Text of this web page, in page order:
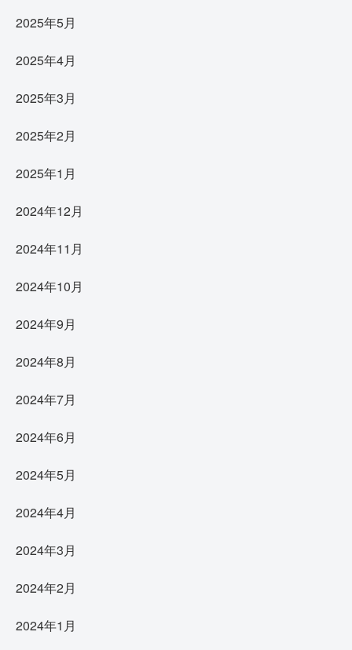
2025年5月
2025年4月
2025年3月
2025年2月
2025年1月
2024年12月
2024年11月
2024年10月
2024年9月
2024年8月
2024年7月
2024年6月
2024年5月
2024年4月
2024年3月
2024年2月
2024年1月